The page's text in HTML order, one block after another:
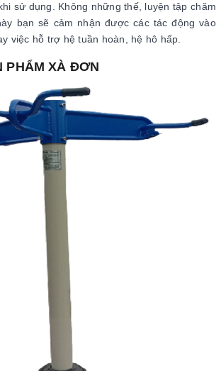
sử dụng. Không những thế, luyện tập chăm
bạn sẽ cảm nhận được các tác động vào
việc hỗ trợ hệ tuần hoàn, hệ hô hấp.
PHẨM XÀ ĐƠN